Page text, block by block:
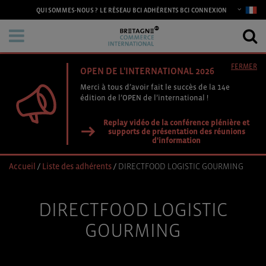
QUI SOMMES-NOUS ? LE RÉSEAU BCI ADHÉRENTS BCI CONNEXION
OPEN DE L'INTERNATIONAL 2026
Merci à tous d’avoir fait le succès de la 14e
édition de l’OPEN de l’international !
Replay vidéo de la conférence plénière et
supports de présentation des réunions
d'information
FERMER
Accueil / Liste des adhérents/ DIRECTFOOD LOGISTIC GOURMING
DIRECTFOOD LOGISTIC
GOURMING